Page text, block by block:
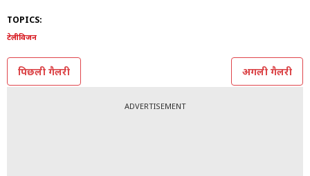
TOPICS:
टेलीविजन
पिछली गैलरी अगली गैलरी
ADVERTISEMENT